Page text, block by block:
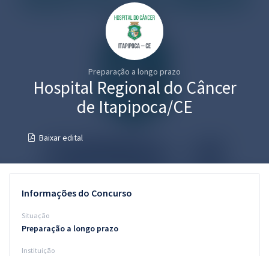
Questões grátis
Conteúdo gratuito
Preparação a longo prazo
Hospital Regional do Câncer
de Itapipoca/CE
Baixar edital
Informações do Concurso
Situação
Preparação a longo prazo
Instituição